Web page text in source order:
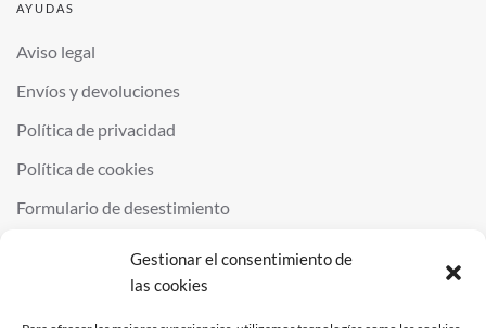
Gestionar el consentimiento de
las cookies
AYUDAS
Aviso legal
Envíos y devoluciones
Política de privacidad
Política de cookies
Formulario de desestimiento
QUIMINOR SL. ALL RIGHTS RESERVED.